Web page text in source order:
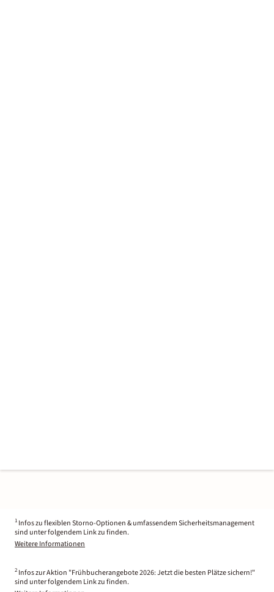
1 Infos zu flexiblen Storno-Optionen & umfassendem Sicherheitsmanagement
sind unter folgendem Link zu finden.
Weitere Informationen
2 Infos zur Aktion "Frühbucherangebote 2026: Jetzt die besten Plätze sichern!"
sind unter folgendem Link zu finden.